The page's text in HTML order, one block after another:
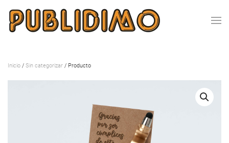
Inicio / Sin categorizar / Producto